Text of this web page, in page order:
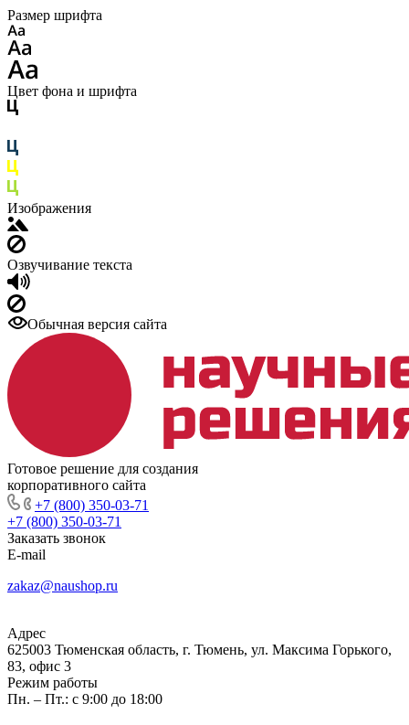
Размер шрифта
Цвет фона и шрифта
Изображения
Озвучивание текста
Обычная версия сайта
Готовое решение для создания
корпоративного сайта
+7 (800) 350-03-71
+7 (800) 350-03-71
Заказать звонок
E-mail
zakaz@naushop.ru
Адрес
625003 Тюменская область, г. Тюмень, ул. Максима Горького,
83, офис 3
Режим работы
Пн. – Пт.: с 9:00 до 18:00